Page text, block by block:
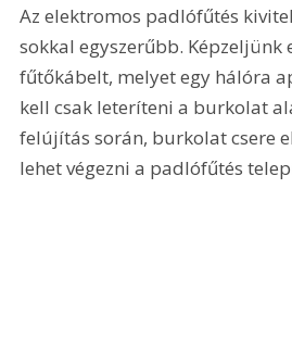
Az elektromos padlófűtés
sokkal egyszerűbb. Képzeljünk
fűtőkábelt, melyet egy hálóra
kell csak leteríteni a burkolat
felújítás során, burkolat csere
lehet végezni a padlófűtés